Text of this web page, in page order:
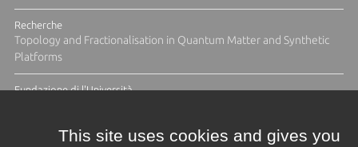
Recherche
Topology and Fractionalisation in Quantum Matter and Synthetic
Platforms
Fundazione di l'Università
This site uses cookies and gives you